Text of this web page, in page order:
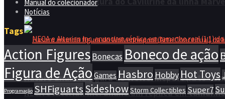
NECA e Alterian Inc. anunciam réplica em
Hasbro anuncia figura do Wolverinepool (Arte
Manual do colecionador
Notícias
Tags
Action FiguresBonecas Boneco de ação
Figura de Ação Games Hasbro Hobby Hot Toys
Programação SHFiguartsSideshowStorm Collectibles Super7